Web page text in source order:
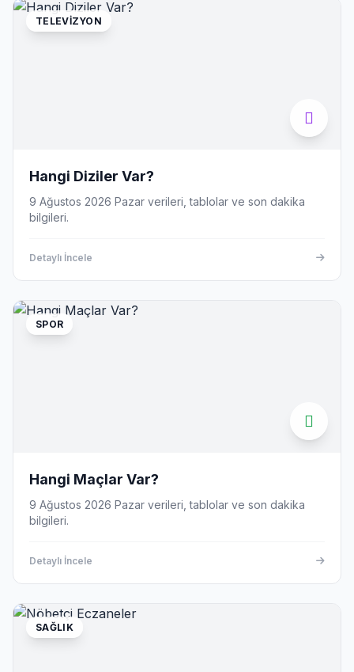
TELEVIZYON
Hangi Diziler Var?
9 Ağustos 2026 Pazar verileri, tablolar ve son dakika
bilgileri.
Detaylı İncele
SPOR
Hangi Maçlar Var?
9 Ağustos 2026 Pazar verileri, tablolar ve son dakika
bilgileri.
Detaylı İncele
SAĞLIK